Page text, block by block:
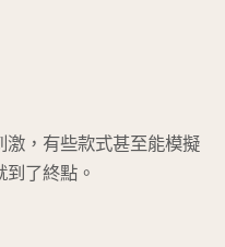
激，有些款式甚至能模擬
了終點。